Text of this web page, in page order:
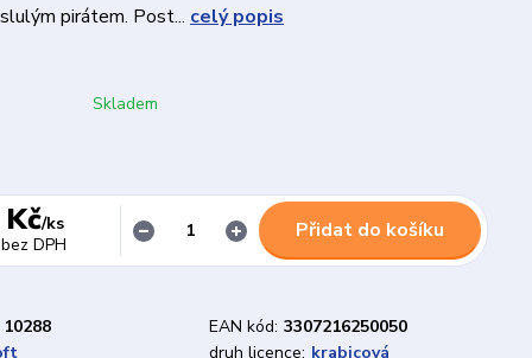
pirátem. Post... celý popis
Skladem
/ks
bez DPH
Přidat do košíku
10288 EAN kód: 3307216250050
druh licence: krabicová